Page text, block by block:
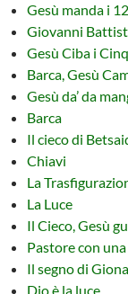
Gesù manda i
Giovanni
Gesù Ciba i
Barca, Gesù
Gesù da’ da
Barca
Il cieco di
Chiavi
La
La Luce
Il Cieco, Gesù
Pastore con
Il segno di Giona
Dio è la luce